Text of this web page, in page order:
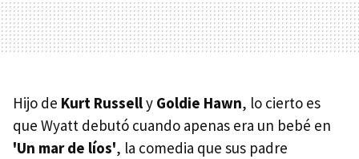
Hijo de Kurt Russelly Goldie Hawn, lo cierto es
que Wyatt debutó cuando apenas era un bebé en
'Un mar de líos', la comedia que sus padre